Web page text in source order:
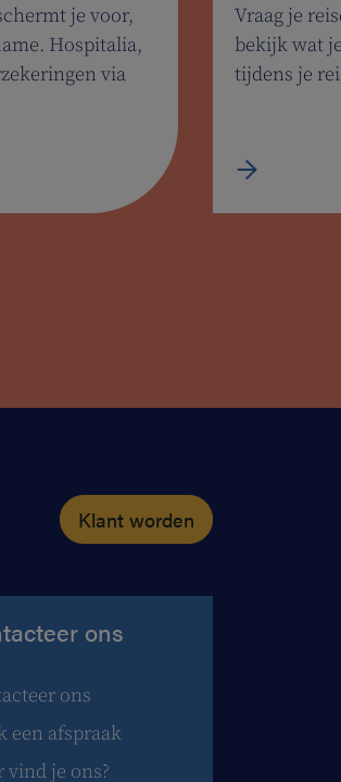
je voor,
Hospitalia,
via
Vraag je
bekijk wat
tijdens je
Klant worden
ons
ons
een afspraak
vind je ons?